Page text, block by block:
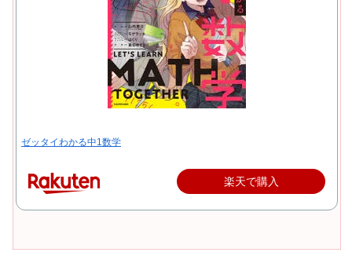
ゼッタイわかる中1数学
楽天で購入